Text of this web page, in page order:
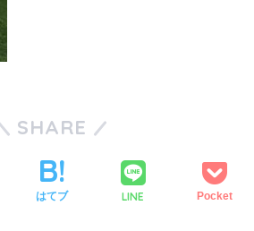
SHARE
はてブ LINE Pocket